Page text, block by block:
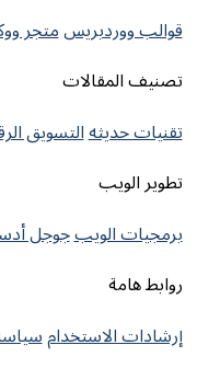
قوالب ووردبريسمتجر
تصنيف المقالات
تقنيات حديثهالتسويق
تطوير الويب
برمجيات الويبجوجل
روابط هامة
إرشادات الاستخدام